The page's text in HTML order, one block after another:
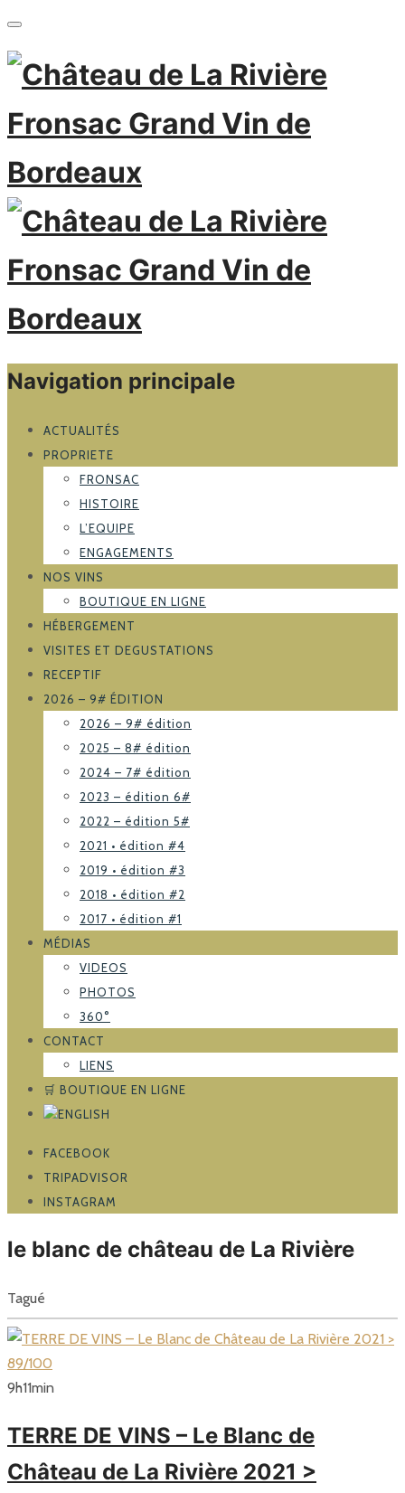
Navigation principale
ACTUALITÉS
PROPRIETE
FRONSAC
HISTOIRE
L’EQUIPE
ENGAGEMENTS
NOS VINS
BOUTIQUE EN LIGNE
HÉBERGEMENT
VISITES ET DEGUSTATIONS
RECEPTIF
2026 – 9# ÉDITION
2026 – 9# édition
2025 – 8# édition
2024 – 7# édition
2023 – édition 6#
2022 – édition 5#
2021 • édition #4
2019 • édition #3
2018 • édition #2
2017 • édition #1
MÉDIAS
VIDEOS
PHOTOS
360°
CONTACT
LIENS
🛒 BOUTIQUE EN LIGNE
FACEBOOK
TRIPADVISOR
INSTAGRAM
le blanc de château de La Rivière
Tagué
9h11min
TERRE DE VINS – Le Blanc de
Château de La Rivière 2021 >